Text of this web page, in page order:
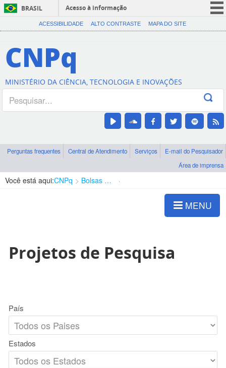
BRASIL
Acesso à informação
CORONAVÍRUS (COVID-19)
Canais
ACESSIBILIDADE ALTO CONTRASTE MAPA DO SITE
CNPq
MINISTÉRIO DA CIÊNCIA, TECNOLOGIA E INOVAÇÕES
Perguntas frequentes Central de Atendimento Serviços
E-mail do Pesquisador
Área de imprensa
Você está aqui:CNPq Bolsas e Auxílios Vigentes
MENU
Projetos de Pesquisa
País
Estados